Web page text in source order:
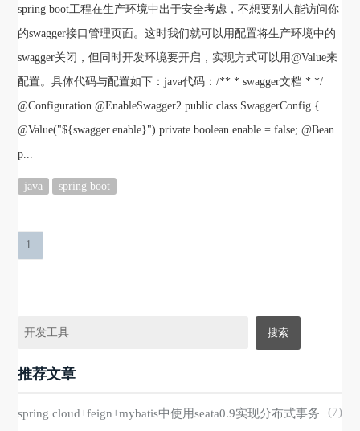
spring boot工程在生产环境中出于安全考虑，不想要别人能访问你
的swagger接口管理页面。这时我们就可以用配置将生产环境中的
swagger关闭，但同时开发环境要开启，实现方式可以用@Value来
配置。具体代码与配置如下：java代码：/** * swagger文档 * */
@Configuration @EnableSwagger2 public class SwaggerConfig {
@Value("${swagger.enable}") private boolean enable = false; @Bean
p...
java spring boot
1
推荐文章
spring cloud+feign+mybatis中使用seata0.9实现分布式事务 (7)